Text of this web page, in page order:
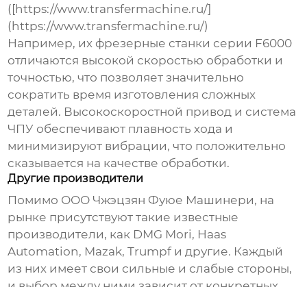
([https://www.transfermachine.ru/]
(https://www.transfermachine.ru/)
Например, их фрезерные станки серии F6000
отличаются высокой скоростью обработки и
точностью, что позволяет значительно
сократить время изготовления сложных
деталей. Высокоскоростной привод и система
ЧПУ обеспечивают плавность хода и
минимизируют вибрации, что положительно
сказывается на качестве обработки.
Другие производители
Помимо ООО Чжэцзян Фуюе Машинери, на
рынке присутствуют такие известные
производители, как DMG Mori, Haas
Automation, Mazak, Trumpf и другие. Каждый
из них имеет свои сильные и слабые стороны,